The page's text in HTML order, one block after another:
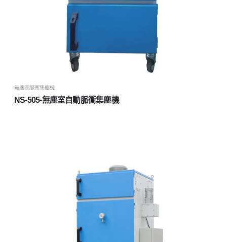
無塵室脈衝集塵機
NS-505-無塵室自動脈衝集塵機